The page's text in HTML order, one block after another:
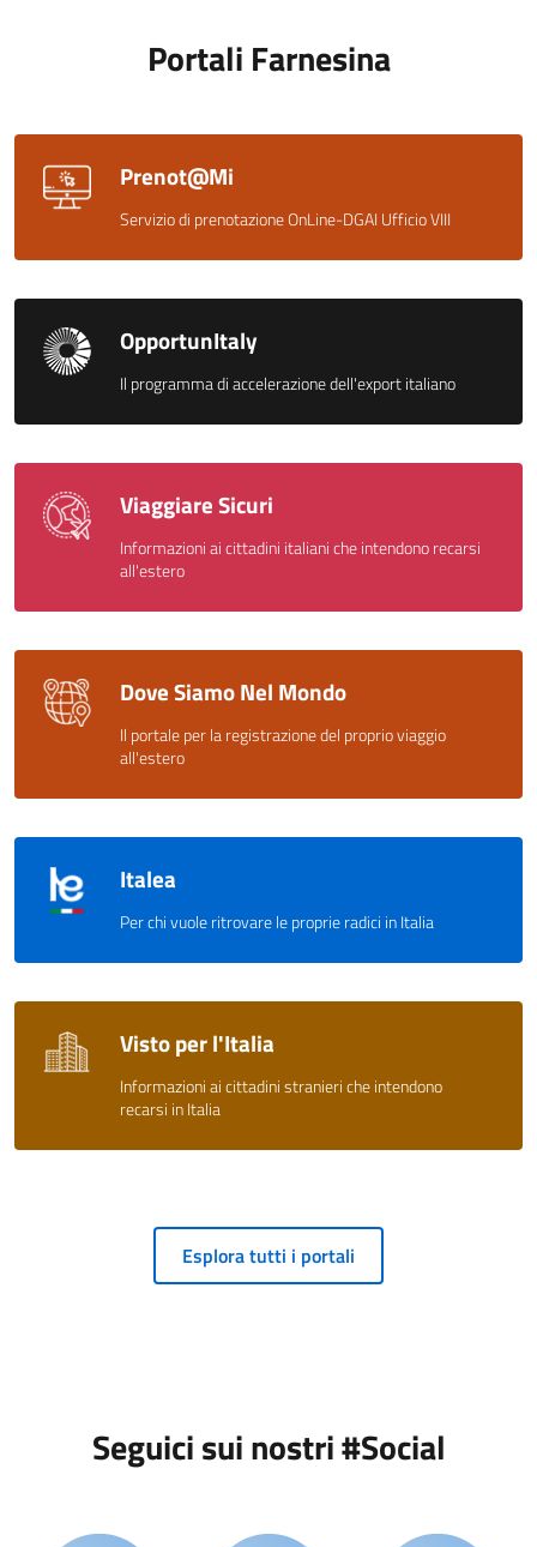
Portali Farnesina
Prenot@Mi
Servizio di prenotazione OnLine-DGAI Ufficio VIII
OpportunItaly
Il programma di accelerazione dell'export italiano
Viaggiare Sicuri
Informazioni ai cittadini italiani che intendono recarsi
all'estero
Dove Siamo Nel Mondo
Il portale per la registrazione del proprio viaggio
all'estero
Italea
Per chi vuole ritrovare le proprie radici in Italia
Visto per l'Italia
Informazioni ai cittadini stranieri che intendono
recarsi in Italia
Esplora tutti i portali
Seguici sui nostri #Social